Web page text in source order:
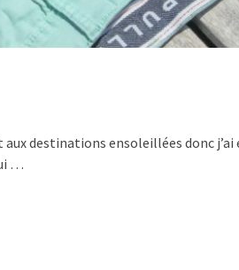
destinations ensoleillées donc
…